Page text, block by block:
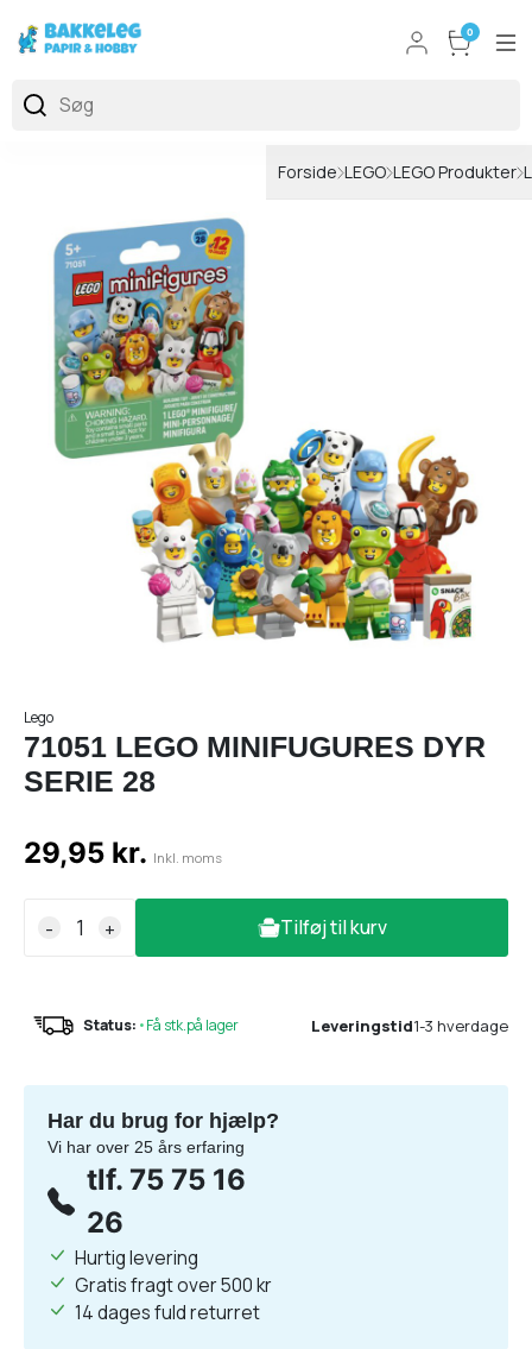
0
Forside LEGO LEGO Produkter
Lego
71051 LEGO MINIFUGURES DYR
SERIE 28
29,95 kr. Inkl. moms
- + Tilføj til kurv
Status: •Få stk.på lager Leveringstid1-3 hverdage
Har du brug for hjælp?
Vi har over 25 års erfaring
tlf. 75 75 16
26
Hurtig levering
Gratis fragt over 500 kr
14 dages fuld returret